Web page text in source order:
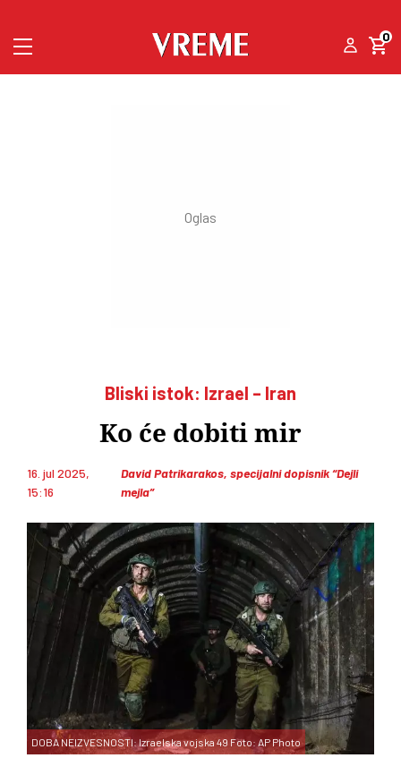
0
Bliski istok: Izrael – Iran
Ko će dobiti mir
16. jul 2025,
15:16
David Patrikarakos, specijalni dopisnik “Dejli
mejla”
DOBA NEIZVESNOSTI: Izraelska vojska 49 Foto: AP Photo